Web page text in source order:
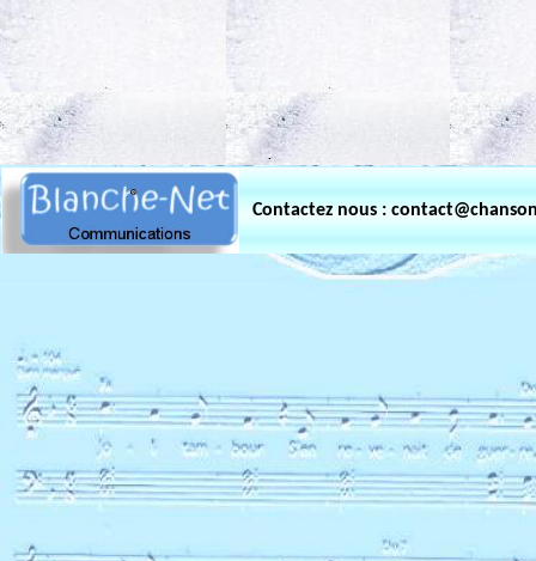
.
Contactez nous :